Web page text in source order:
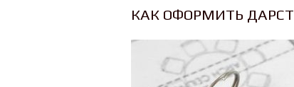
КАК ОФОРМИТЬ